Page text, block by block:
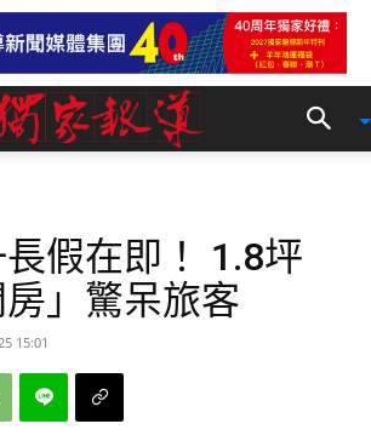
假在即！ 1.8坪
房」驚呆旅客
15:01